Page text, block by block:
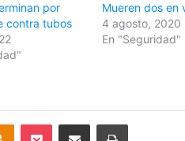
por
contra tubos
Mueren dos en
4 agosto, 2020
En "Seguridad"